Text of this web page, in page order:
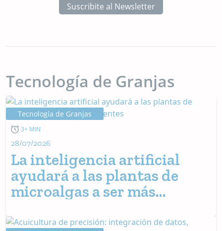
Suscribite al Newsletter
Tecnología de Granjas
Tecnología de Granjas
3+ MIN
28/07/2026
La inteligencia artificial
ayudará a las plantas de
microalgas a ser más